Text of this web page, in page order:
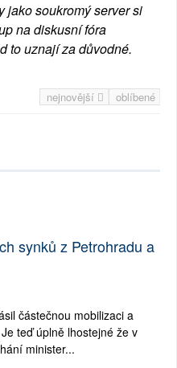
jako soukromý server si
na diskusní fóra
to uznají za důvodné.
nejnovější oblíbené
synků z Petrohradu a
částečnou mobilizaci a
teď úplně lhostejné že v
minister...